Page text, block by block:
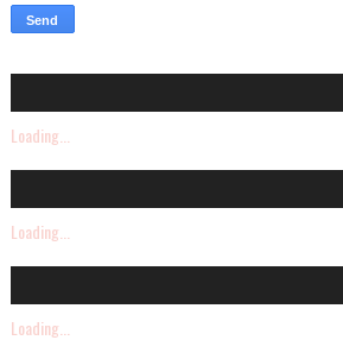
Loading...
Loading...
Loading...